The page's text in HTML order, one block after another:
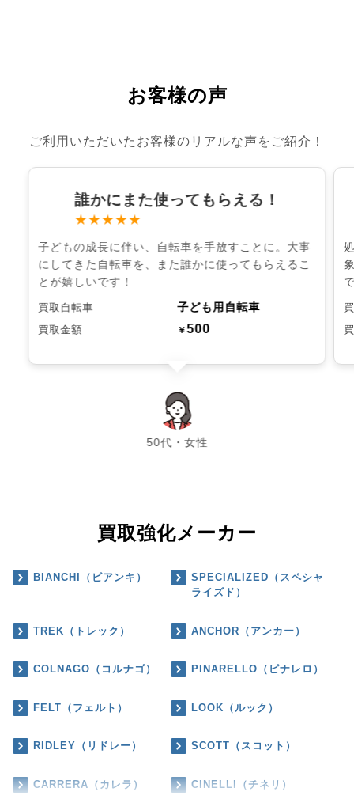
お客様の声
ご利用いただいたお客様のリアルな声をご紹介！
誰かにまた使ってもらえる！
★★★★★
子どもの成長に伴い、自転車を手放すことに。大事
にしてきた自転車を、また誰かに使ってもらえるこ
とが嬉しいです！
買取自転車 子ども用自転車
買取金額 ￥500
50代・女性
chevron_left chevron_right
買取強化メーカー
BIANCHI（ビアンキ）
SPECIALIZED（スペシャ
ライズド）
TREK（トレック） ANCHOR（アンカー）
COLNAGO（コルナゴ） PINARELLO（ピナレロ）
FELT（フェルト） LOOK（ルック）
RIDLEY（リドレー） SCOTT（スコット）
CARRERA（カレラ） CINELLI（チネリ）